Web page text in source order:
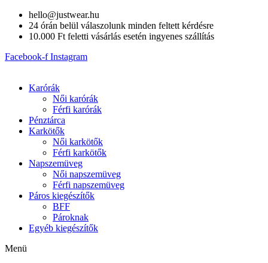
Skip
content
hello@justwear.hu
24 órán belül válaszolunk minden feltett kérdésre
10.000 Ft feletti vásárlás esetén ingyenes szállítás
Facebook-f Instagram
Karórák
Női karórák
Férfi karórák
Pénztárca
Karkötők
Női karkötők
Férfi karkötők
Napszemüveg
Női napszemüveg
Férfi napszemüveg
Páros kiegészítők
BFF
Pároknak
Egyéb kiegészítők
Menü